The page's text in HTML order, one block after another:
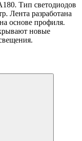
Тип светодиодов
Лента разработана
основе профиля.
новые